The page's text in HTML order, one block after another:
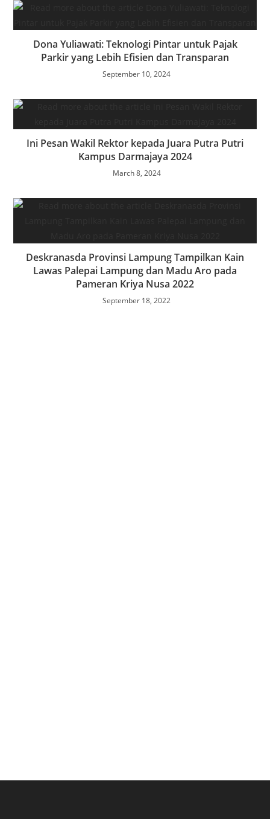
Dona Yuliawati: Teknologi Pintar untuk Pajak
Parkir yang Lebih Efisien dan Transparan
September 10, 2024
Ini Pesan Wakil Rektor kepada Juara Putra Putri
Kampus Darmajaya 2024
March 8, 2024
Deskranasda Provinsi Lampung Tampilkan Kain
Lawas Palepai Lampung dan Madu Aro pada
Pameran Kriya Nusa 2022
September 18, 2022